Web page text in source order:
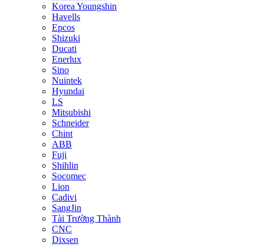
Korea Youngshin
Havells
Epcos
Shizuki
Ducati
Enerlux
Sino
Nuintek
Hyundai
LS
Mitsubishi
Schneider
Chint
ABB
Fuji
Shihlin
Socomec
Lion
Cadivi
SangJin
Tài Trường Thành
CNC
Dixsen